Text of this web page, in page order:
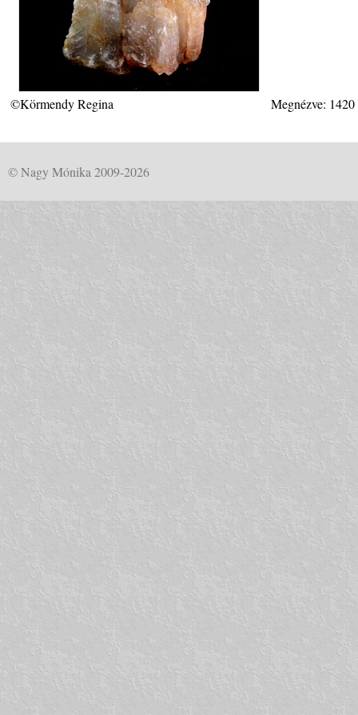
©Körmendy Regina Megnézve:
© Nagy Mónika 2009-2026